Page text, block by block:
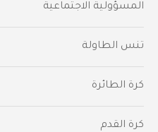
المسؤولية الاجتماعية
تنس الطاولة
كرة الطائرة
كرة القدم